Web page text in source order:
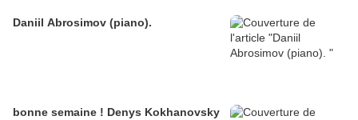
Daniil Abrosimov (piano).
bonne semaine ! Denys Kokhanovsky